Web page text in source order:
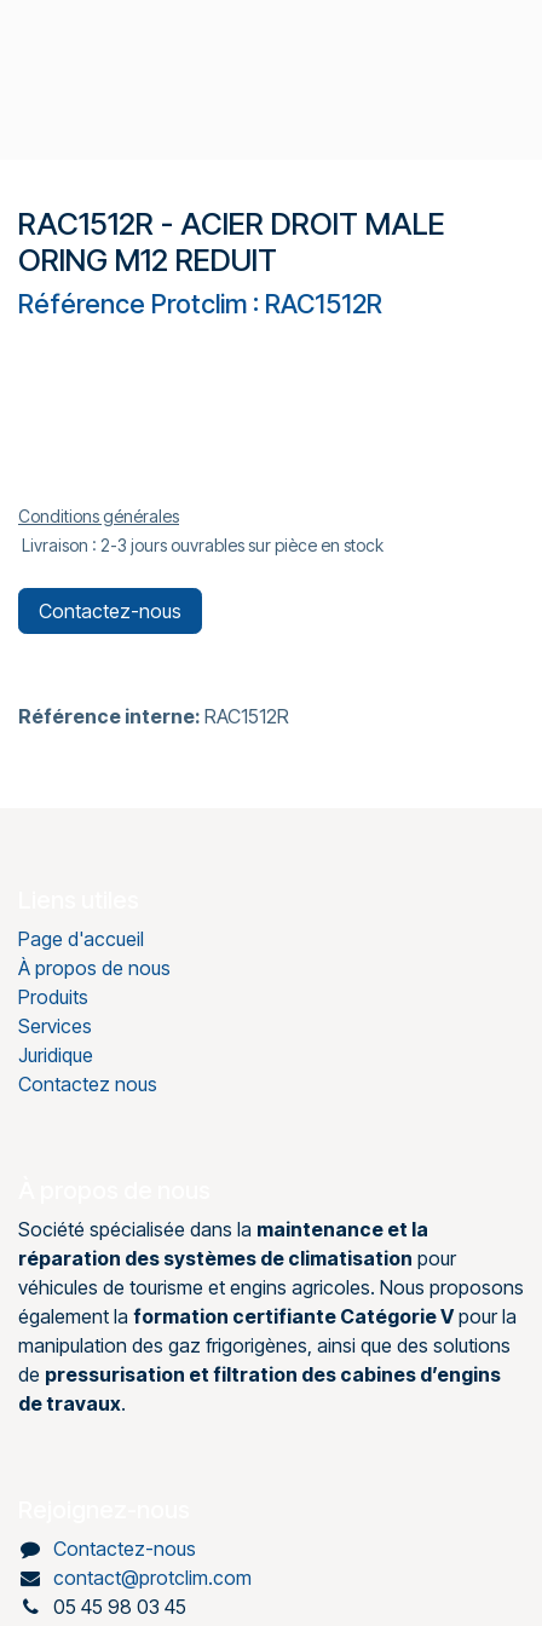
RAC1512R - ACIER DROIT MALE
ORING M12 REDUIT
Référence Protclim : RAC1512R
Conditions générales
Livraison : 2-3 jours ouvrables sur pièce en stock
Contactez-nous
Référence interne: RAC1512R
Page d'accueil
À propos de nous
Produits
Services
Juridique
Contactez nous
Société spécialisée dans la maintenance et la
réparation des systèmes de climatisation pour
véhicules de tourisme et engins agricoles. Nous proposons
également la formation certifiante Catégorie Vpour la
manipulation des gaz frigorigènes, ainsi que des solutions
de pressurisation et filtration des cabines d’engins
de travaux.
Contactez-nous
contact@protclim.com
05 45 98 03 45